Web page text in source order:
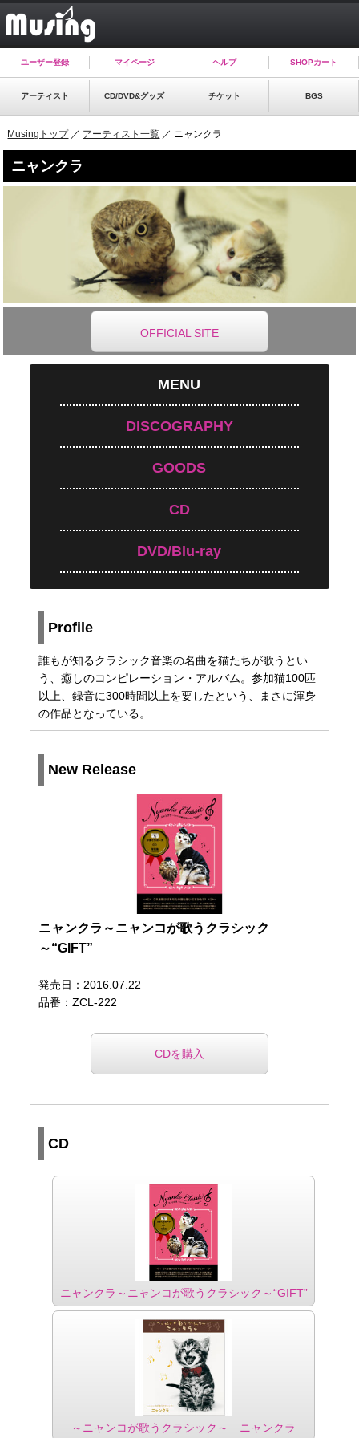
ユーザー登録 マイページ ヘルプ SHOPカート
アーティスト CD/DVD&グッズ チケット BGS
Musingトップ／ アーティスト一覧 ／ ニャンクラ
ニャンクラ
OFFICIAL SITE
MENU
DISCOGRAPHY
GOODS
CD
DVD/Blu-ray
Profile
誰もが知るクラシック音楽の名曲を猫たちが歌うとい
う、癒しのコンピレーション・アルバム。参加猫100匹
以上、録音に300時間以上を要したという、まさに渾身
の作品となっている。
New Release
ニャンクラ～ニャンコが歌うクラシック
～“GIFT”
発売日：2016.07.22
品番：ZCL-222
CDを購入
CD
ニャンクラ～ニャンコが歌うクラシック～“GIFT”
～ニャンコが歌うクラシック～ ニャンクラ